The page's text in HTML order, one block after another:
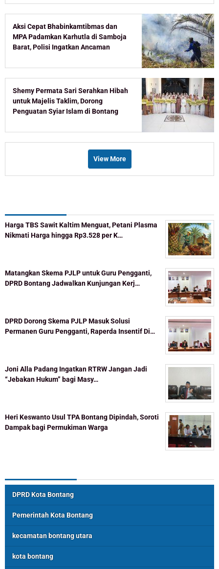
Aksi Cepat Bhabinkamtibmas dan
MPA Padamkan Karhutla di Samboja
Barat, Polisi Ingatkan Ancaman
Shemy Permata Sari Serahkan Hibah
untuk Majelis Taklim, Dorong
Penguatan Syiar Islam di Bontang
View More
Harga TBS Sawit Kaltim Menguat, Petani Plasma
Nikmati Harga hingga Rp3.528 per K…
Matangkan Skema PJLP untuk Guru Pengganti,
DPRD Bontang Jadwalkan Kunjungan Kerj…
DPRD Dorong Skema PJLP Masuk Solusi
Permanen Guru Pengganti, Raperda Insentif Di…
Joni Alla Padang Ingatkan RTRW Jangan Jadi
“Jebakan Hukum” bagi Masy…
Heri Keswanto Usul TPA Bontang Dipindah, Soroti
Dampak bagi Permukiman Warga
DPRD Kota Bontang
Pemerintah Kota Bontang
kecamatan bontang utara
kota bontang